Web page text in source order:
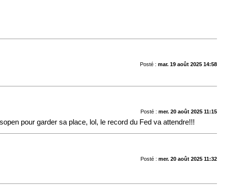
Posté : mar. 19 août 2025 14:58
Posté : mer. 20 août 2025 11:15
pour garder sa place, lol, le record du Fed va attendre!!!
Posté : mer. 20 août 2025 11:32